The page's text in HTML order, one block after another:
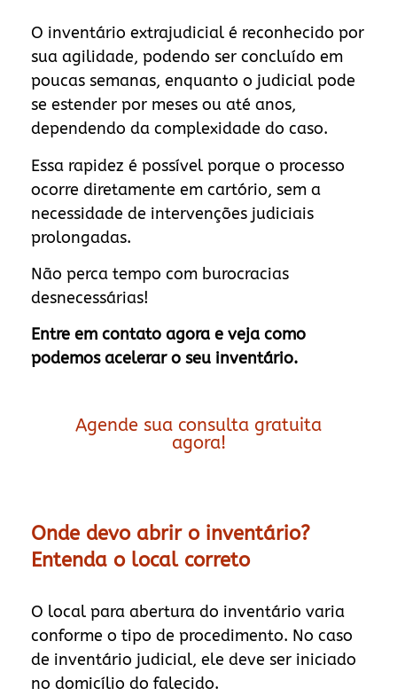
O inventário extrajudicial é reconhecido por
sua agilidade, podendo ser concluído em
poucas semanas, enquanto o judicial pode
se estender por meses ou até anos,
dependendo da complexidade do caso.
Essa rapidez é possível porque o processo
ocorre diretamente em cartório, sem a
necessidade de intervenções judiciais
prolongadas.
Não perca tempo com burocracias
desnecessárias!
Entre em contato agora e veja como
podemos acelerar o seu inventário.
Agende sua consulta gratuita
agora!
Onde devo abrir o inventário?
Entenda o local correto
O local para abertura do inventário varia
conforme o tipo de procedimento. No caso
de inventário judicial, ele deve ser iniciado
no domicílio do falecido.